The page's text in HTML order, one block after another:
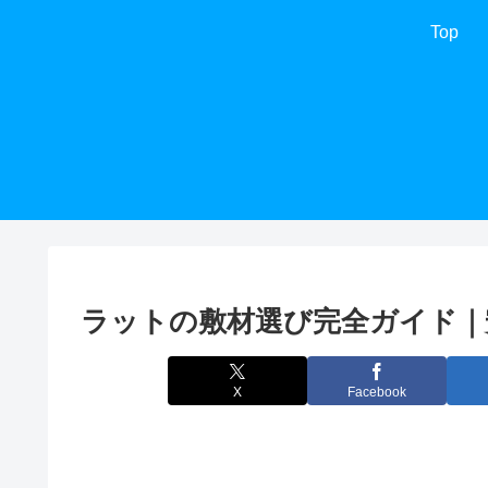
Top
ラットの敷材選び完全ガイド
X Facebook